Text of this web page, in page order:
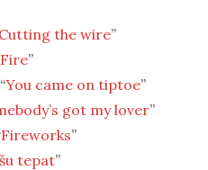
Cutting the wire”
Fire”
You came on tiptoe”
got my lover”
Fireworks”
tepat”